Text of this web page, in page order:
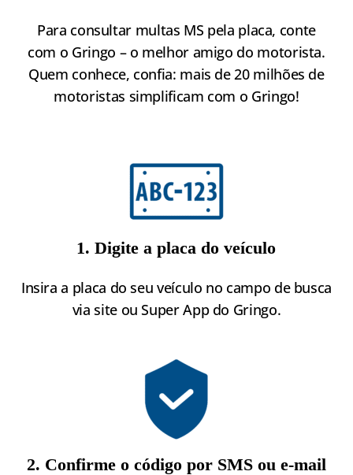
Para consultar multas MS pela placa, conte
com o Gringo – o melhor amigo do motorista.
Quem conhece, confia: mais de 20 milhões de
motoristas simplificam com o Gringo!
1. Digite a placa do veículo
Insira a placa do seu veículo no campo de busca
via site ou Super App do Gringo.
2. Confirme o código por SMS ou e-mail